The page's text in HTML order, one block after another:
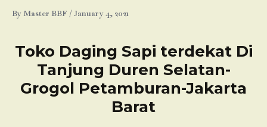
By Master BBF /January 4, 2021
Toko Daging Sapi terdekat Di
Tanjung Duren Selatan-
Grogol Petamburan-Jakarta
Barat